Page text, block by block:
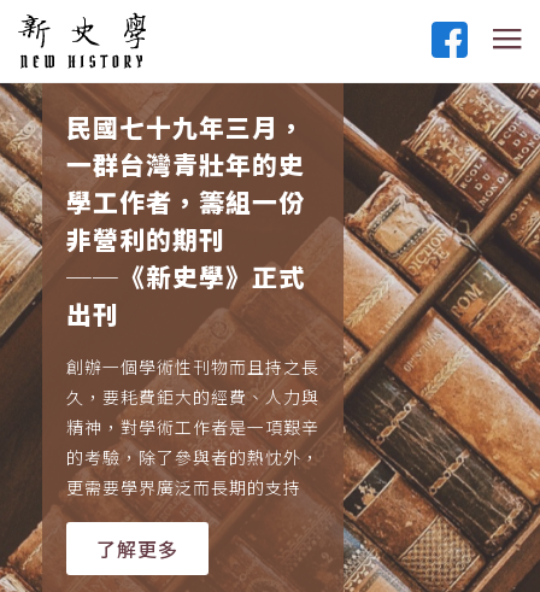
民國七十九年三月，
一群台灣青壯年的史
學工作者，籌組一份
非營利的期刊
──《新史學》正式
出刊
創辦一個學術性刊物而且持之長
久，要耗費鉅大的經費、人力與
精神，對學術工作者是一項艱辛
的考驗，除了參與者的熱忱外，
更需要學界廣泛而長期的支持
了解更多